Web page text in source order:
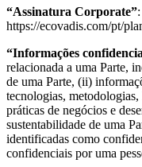
“Assinatura Corporate”
https://ecovadis.com/pt/
“Informações
relacionada a uma Parte,
de uma Parte, (ii)
tecnologias,
práticas de negócios e
sustentabilidade de uma
identificadas como
confidenciais por uma